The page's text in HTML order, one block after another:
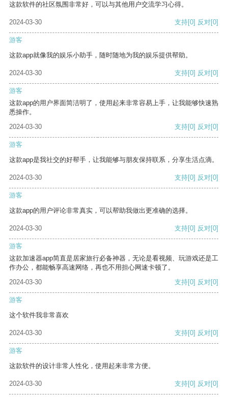
这款软件的社区氛围非常好，可以与其他用户交流学习心得。
2024-03-30 支持[0] 反对[0]
游客
这款app就像我的娱乐小助手，随时随地为我的娱乐提供帮助。
2024-03-30 支持[0] 反对[0]
游客
这款app的用户界面简洁明了，使用起来非常容易上手，让我能够快速熟
悉操作。
2024-03-30
支持[0] 反对[0]
游客
这款app是我社交的好帮手，让我能够与朋友保持联系，分享生活点滴。
2024-03-30 支持[0] 反对[0]
游客
这款app的用户评论非常真实，可以帮助我做出更准确的选择。
2024-03-30 支持[0] 反对[0]
游客
这款加速器app简直是居家旅行必备神器，无论是看视频、玩游戏还是工
作办公，都能畅享高速网络，再也不用担心网速卡顿了。
2024-03-30
支持[0] 反对[0]
游客
这个软件我非常喜欢
2024-03-30 支持[0] 反对[0]
游客
这款软件的设计非常人性化，使用起来非常方便。
2024-03-30 支持[0] 反对[0]